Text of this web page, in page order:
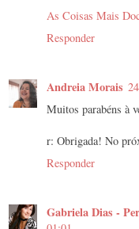
As Coisas Mais
Responder
Andreia Morais
Muitos parabéns à
r: Obrigada! No
Responder
Gabriela Dias -